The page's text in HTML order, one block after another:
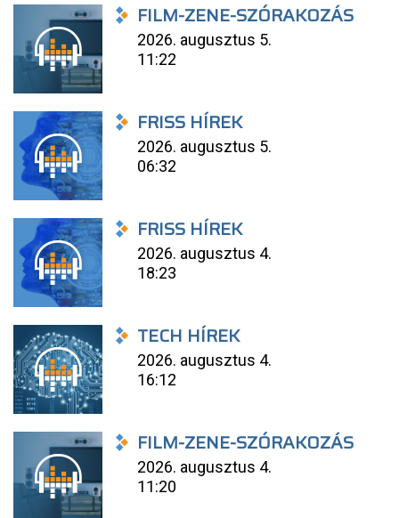
FILM-ZENE-SZÓRAKOZÁS
2026. augusztus 5.
11:22
FRISS HÍREK
2026. augusztus 5.
06:32
FRISS HÍREK
2026. augusztus 4.
18:23
TECH HÍREK
2026. augusztus 4.
16:12
FILM-ZENE-SZÓRAKOZÁS
2026. augusztus 4.
11:20